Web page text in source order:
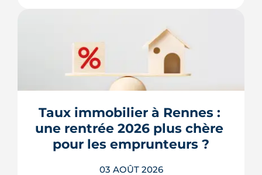
Après un printemps d'annonces,
l'automne 2026 sera l'heure de vérité
pour le logement. Trois dossiers
parlementaires, du projet de loi
qui devient vraiment applicable pour
les propriétaires, les bailleurs et les
acheteurs.
LIRE L'ARTICLE
Taux immobilier à Rennes :
une rentrée 2026 plus chère
pour les emprunteurs ?
03 AOÛT 2026